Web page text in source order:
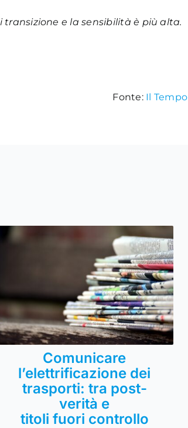
transizione e la sensibilità è più alta.
Fonte: Il Tempo
Comunicare
l’elettrificazione dei
trasporti: tra post-
verità e
titoli fuori controllo